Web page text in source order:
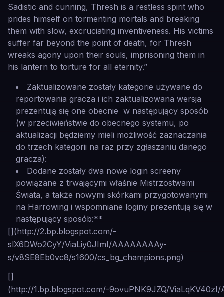
Sadistic and cunning, Thresh is a restless spirit who
prides himself on tormenting mortals and breaking
them with slow, excruciating inventiveness. His victims
suffer far beyond the point of death, for Thresh
wreaks agony upon their souls, imprisoning them in
his lantern to torture for all eternity.”
Zaktualizowane zostały kategorie używane do
reportowania gracza i ich zaktualizowana wersja
prezentują się one obecnie w następujący sposób
(w przeciwieństwie do obecnego systemu, po
aktualizacji będziemy mieli możliwość zaznaczania
do trzech kategorii na raz przy zgłaszaniu danego
gracza):
Dodane zostały dwa nowe login screeny
powiązane z trwającymi właśnie Mistrzostwami
Świata, a także nowymi skórkami przygotowanymi
na Harrowing i wspomniane loginy prezentują się w
następujący sposób:**
[](http://2.bp.blogspot.com/-
slX6DWo2CyY/ViaLiy0JImI/AAAAAAAAy-
s/v8SE8Eb0vc8/s1600/cs_bg_champions.png)
[]
(http://1.bp.blogspot.com/-9ovuPNK9JZQ/